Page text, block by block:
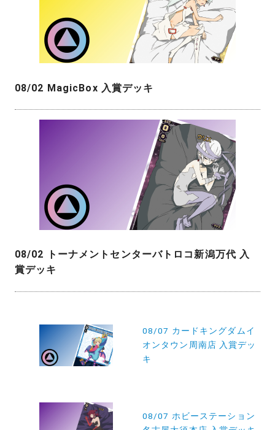
08/02 MagicBox 入賞デッキ
08/02 トーナメントセンターバトロコ新潟万代 入
賞デッキ
08/07 カードキングダムイ
オンタウン周南店 入賞デッ
キ
08/07 ホビーステーション